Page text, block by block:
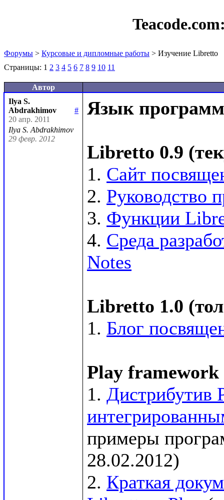
Форумы > Курсовые и дипломные работы > Изучение Libretto
Страницы: 1 2 3 4 5 6 7 8 9 10 11
Автор
Ilya S.
Abdrakhimov
#
20 апр. 2011
Ilya S. Abdrakhimov
29 февр. 2012
Язык
Libretto 0.9
1. Сайт
2. Руководство
3. Функции
4. Среда
Notes
Libretto 1.0
1. Блог
Play
1. Дистрибутив
примеры
28.02.2012)
2. Краткая